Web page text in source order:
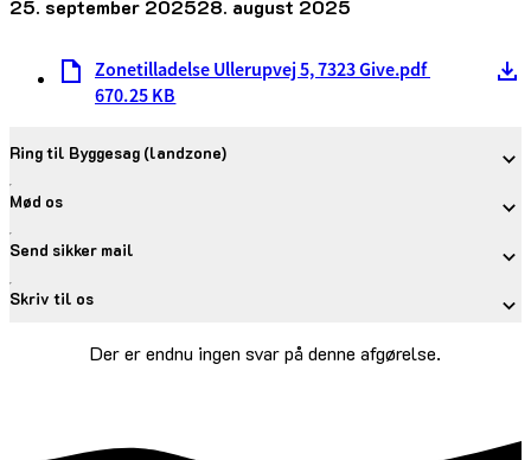
25. september 202528. august 2025
Zonetilladelse Ullerupvej 5, 7323 Give.pdf
670.25 KB
Ring til Byggesag (landzone)
Mød os
Send sikker mail
Skriv til os
Der er endnu ingen svar på denne afgørelse.